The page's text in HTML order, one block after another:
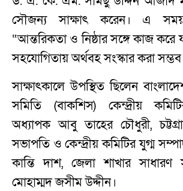
সৌজন্য সাক্ষাৎ করেন। এ
“আন্তরিকতা ও নিষ্ঠার সঙ্গে কাজ করে
সহযোগিতায় অর্থবহ সংস্কার করা
সাক্ষাৎকালে উপস্থিত ছিলেন
সমিতি (বাকশিস) কেন্দ্রীয়
অধ্যাপক আবু তাহের চৌধুরী,
সভাপতি ও কেন্দ্রীয় কমিটির যুগ্ম
কান্তি দাশ, জেলা শাখার
মোহাম্মদ জসীম উদ্দীন।